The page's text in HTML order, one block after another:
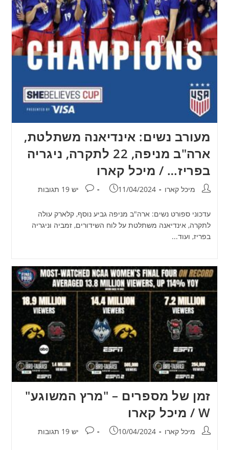
מעורב נשים: אינדיאנה משתלטת,
ארה"ב מניפה, 22 לתקרה, ניגריה
בפריז… / מיכל קארו
מחבר:מיכל קארו פורסם:
11/04/2024 תגובות:
יש 19 תגובות
עדכוני ספורט נשים: ארה"ב מניפה גביע נוסף, קלארק עולה
לתקרה, אינדיאנה משתלטת על לוח השידורים, זמביה וניגריה
בפריז, ועוד...
זמן של מספרים – "מרץ המשוגע"
W / מיכל קארו
מחבר:מיכל קארו פורסם:
10/04/2024 תגובות:
יש 19 תגובות